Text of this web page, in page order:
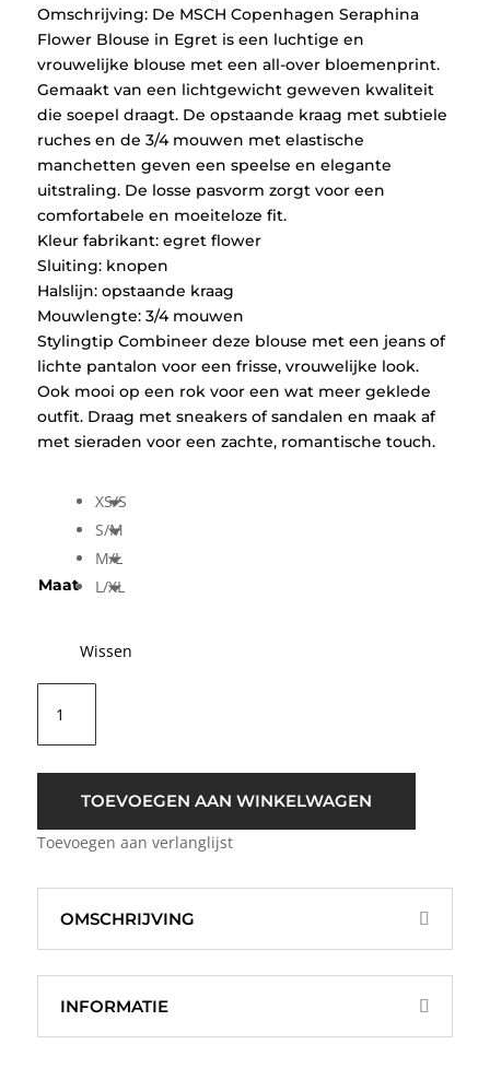
Omschrijving: De MSCH Copenhagen Seraphina
Flower Blouse in Egret is een luchtige en
vrouwelijke blouse met een all-over bloemenprint.
Gemaakt van een lichtgewicht geweven kwaliteit
die soepel draagt. De opstaande kraag met subtiele
ruches en de 3/4 mouwen met elastische
manchetten geven een speelse en elegante
uitstraling. De losse pasvorm zorgt voor een
comfortabele en moeiteloze fit.
Kleur fabrikant: egret flower
Sluiting: knopen
Halslijn: opstaande kraag
Mouwlengte: 3/4 mouwen
Stylingtip Combineer deze blouse met een jeans of
lichte pantalon voor een frisse, vrouwelijke look.
Ook mooi op een rok voor een wat meer geklede
outfit. Draag met sneakers of sandalen en maak af
met sieraden voor een zachte, romantische touch.
Maat
XS/S
S/M
M/L
L/XL
Wissen
Copenhagen
Serphina
Flower
Blouse
Wit
TOEVOEGEN AAN WINKELWAGEN
Toevoegen aan verlanglijst
OMSCHRIJVING
INFORMATIE